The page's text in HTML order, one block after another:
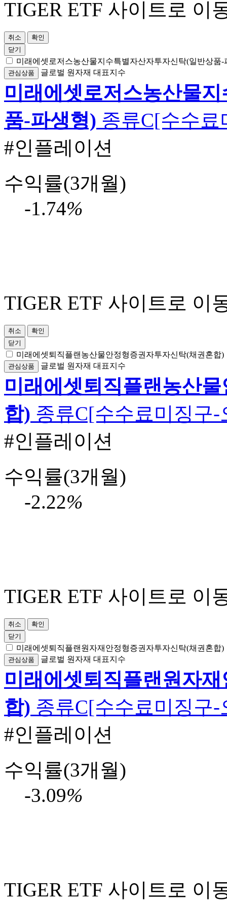
TIGER ETF 사이트로 이
취소
확인
닫기
미래에셋로저스농산물지수특별자산자투자신탁(일반상품-
관심상품 글로벌 원자재 대표지수
미래에셋로저스농산물
품-파생형) 종류C[수수
#인플레이션
수익률(3개월)
-1.74%
TIGER ETF 사이트로 이
취소
확인
닫기
미래에셋퇴직플랜농산물안정형증권자투자신탁(채권혼합)
관심상품 글로벌 원자재 대표지수
미래에셋퇴직플랜농산
합) 종류C[수수료미징구
#인플레이션
수익률(3개월)
-2.22%
TIGER ETF 사이트로 이
취소
확인
닫기
미래에셋퇴직플랜원자재안정형증권자투자신탁(채권혼합)
관심상품 글로벌 원자재 대표지수
미래에셋퇴직플랜원자
합) 종류C[수수료미징구
#인플레이션
수익률(3개월)
-3.09%
TIGER ETF 사이트로 이